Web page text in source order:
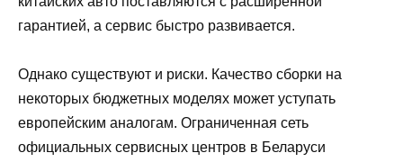
гарантией, а сервис быстро развивается.
Однако существуют и риски. Качество сборки на
некоторых бюджетных моделях может уступать
европейским аналогам. Ограниченная сеть
официальных сервисных центров в Беларуси